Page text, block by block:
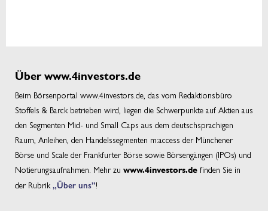
Über www.4investors.de
Beim Börsenportal www.4investors.de, das vom Redaktionsbüro
Stoffels & Barck betrieben wird, liegen die Schwerpunkte auf Aktien aus
den Segmenten Mid- und Small Caps aus dem deutschsprachigen
Raum, Anleihen, den Handelssegmenten m:access der Münchener
Börse und Scale der Frankfurter Börse sowie Börsengängen (IPOs) und
Notierungsaufnahmen. Mehr zu www.4investors.de finden Sie in
der Rubrik„Über uns”!